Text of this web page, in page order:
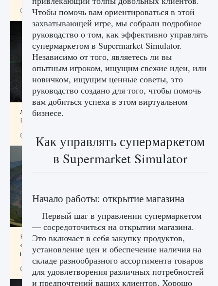
9 августа 2024 2 599 0 1
лицензии, лиги, команды и стадионы в EA
FC 25
Как исправить ошибку Palworld EPalworld
«Идет сохранение мира — Невозможно
начать сохранение данных мира»
Чтобы помочь вам ориентироваться в этой
захватывающей игре, мы собрали подробное
руководство о том, как эффективно управлять
супермаркетом в Supermarket Simulator.
Независимо от того, являетесь ли вы
опытным игроком, ищущим свежие идеи, или
новичком, ищущим ценные советы, это
руководство создано для того, чтобы помочь
вам добиться успеха в этом виртуальном
бизнесе.
Как управлять супермаркетом
в Supermarket Simulator
Начало работы: открытие магазина
Первый шаг в управлении супермаркетом
— сосредоточиться на открытии магазина.
Это включает в себя закупку продуктов,
установление цен и обеспечение наличия на
складе разнообразного ассортимента товаров
для удовлетворения различных потребностей
и предпочтений ваших клиентов. Хорошо